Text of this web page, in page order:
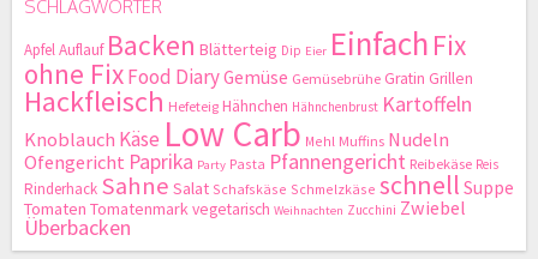
SCHLAGWÖRTER
ApfelAuflauf Backen Blätterteig Dip Eier Einfach Fix
ohne FixFood DiaryGemüse Gemüsebrühe Gratin Grillen
Hackfleisch Hefeteig Hähnchen Hähnchenbrust Kartoffeln
Knoblauch Käse Low Carb Mehl Muffins Nudeln
Ofengericht Paprika Party Pasta Pfannengericht Reibekäse Reis
Rinderhack Sahne Salat Schafskäse Schmelzkäse schnell Suppe
Tomaten Tomatenmarkvegetarisch Weihnachten Zucchini Zwiebel
Überbacken